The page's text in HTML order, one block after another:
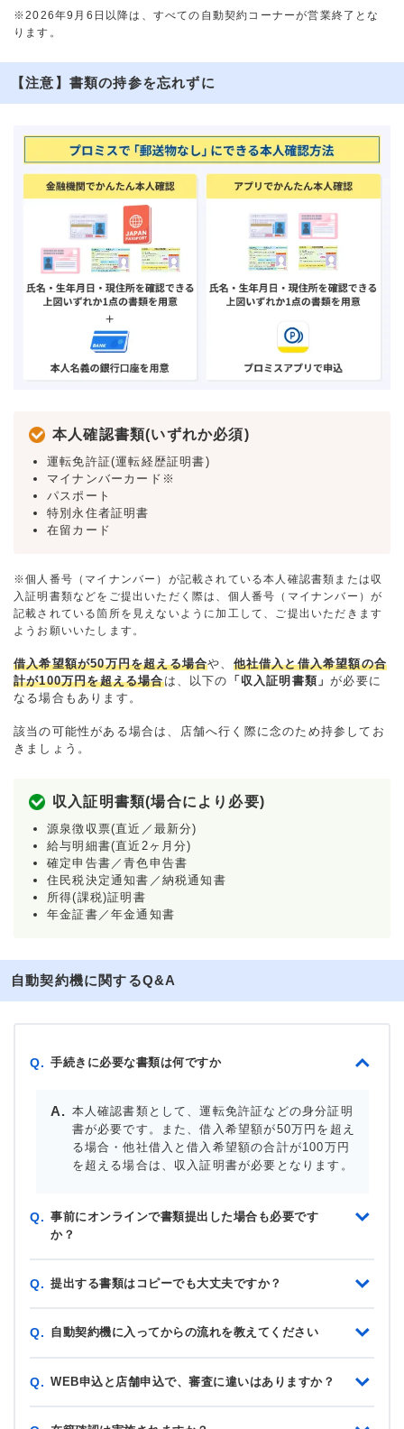
※2026年9月6日以降は、すべての自動契約コーナーが営業終了とな
ります。
【注意】書類の持参を忘れずに
本人確認書類(いずれか必須)
運転免許証(運転経歴証明書)
マイナンバーカード※
パスポート
特別永住者証明書
在留カード
※個人番号（マイナンバー）が記載されている本人確認書類または収
入証明書類などをご提出いただく際は、個人番号（マイナンバー）が
記載されている箇所を見えないように加工して、ご提出いただきます
ようお願いいたします。
借入希望額が50万円を超える場合や、 他社借入と借入希望額の合
計が100万円を超える場合は、以下の 「収入証明書類」が必要に
なる場合もあります。
該当の可能性がある場合は、店舗へ行く際に念のため持参してお
きましょう。
収入証明書類(場合により必要)
源泉徴収票(直近／最新分)
給与明細書(直近2ヶ月分)
確定申告書／青色申告書
住民税決定通知書／納税通知書
所得(課税)証明書
年金証書／年金通知書
自動契約機に関するQ&A
Q. 手続きに必要な書類は何ですか
本人確認書類として、運転免許証などの身分証明
書が必要です。また、借入希望額が50万円を超え
る場合・他社借入と借入希望額の合計が100万円
を超える場合は、収入証明書が必要となります。
Q. 事前にオンラインで書類提出した場合も必要です
か？
Q. 提出する書類はコピーでも大丈夫ですか？
Q. 自動契約機に入ってからの流れを教えてください
Q. WEB申込と店舗申込で、審査に違いはありますか？